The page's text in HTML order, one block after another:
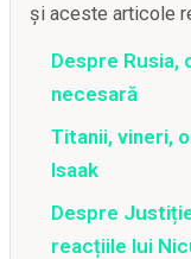
și aceste articole
Despre Rusia,
necesară
Titanii, vineri,
Isaak
Despre
reacțiile lui